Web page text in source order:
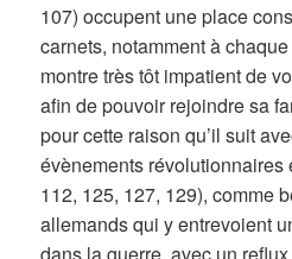
107) occupent une place
carnets, notamment à
montre très tôt impatient de
afin de pouvoir rejoindre sa
pour cette raison qu’il suit
évènements révolutionnaires
112, 125, 127, 129), comme
allemands qui y entrevoient